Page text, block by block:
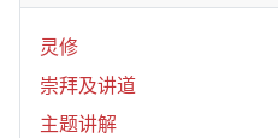
灵修
崇拜及讲道
主题讲解